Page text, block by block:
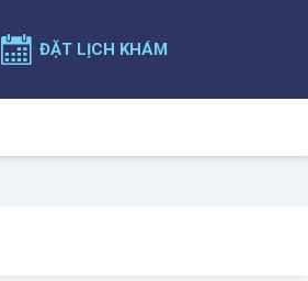
ĐẶT LỊCH KHÁM